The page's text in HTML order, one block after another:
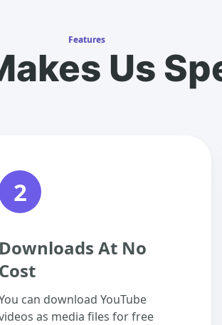
Features
Us
2
Downloads At No
Cost
can download YouTube
as media files for free